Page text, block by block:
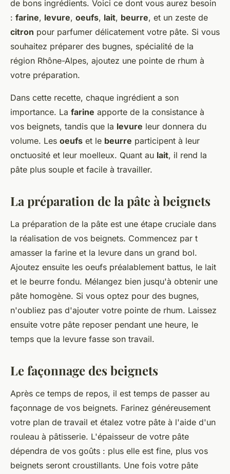
de bons ingrédients. Voici ce dont vous aurez besoin
: farine, levure, oeufs, lait, beurre, et un zeste de
citron pour parfumer délicatement votre pâte. Si vous
souhaitez préparer des bugnes, spécialité de la
région Rhône-Alpes, ajoutez une pointe de rhum à
votre préparation.
Dans cette recette, chaque ingrédient a son
importance. La farine apporte de la consistance à
vos beignets, tandis que la levure leur donnera du
volume. Les oeufs et le beurre participent à leur
onctuosité et leur moelleux. Quant au lait, il rend la
pâte plus souple et facile à travailler.
La préparation de la pâte à beignets
La préparation de la pâte est une étape cruciale dans
la réalisation de vos beignets. Commencez par t
amasser la farine et la levure dans un grand bol.
Ajoutez ensuite les oeufs préalablement battus, le lait
et le beurre fondu. Mélangez bien jusqu'à obtenir une
pâte homogène. Si vous optez pour des bugnes,
n'oubliez pas d'ajouter votre pointe de rhum. Laissez
ensuite votre pâte reposer pendant une heure, le
temps que la levure fasse son travail.
Le façonnage des beignets
Après ce temps de repos, il est temps de passer au
façonnage de vos beignets. Farinez généreusement
votre plan de travail et étalez votre pâte à l'aide d'un
rouleau à pâtisserie. L'épaisseur de votre pâte
dépendra de vos goûts : plus elle est fine, plus vos
beignets seront croustillants. Une fois votre pâte